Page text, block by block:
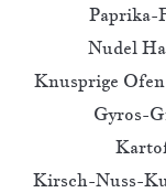
Paprika-
Nudel
Knusprige
Gyros-
Kirsch-Nuss-